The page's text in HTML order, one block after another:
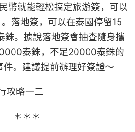
幣就能輕松搞定旅游簽，可以
落地簽，可以在泰國停留15
銖。據說落地簽會抽查隨身攜
泰銖，不足20000泰銖的
件。建議提前辦理好簽證～
＊＊＊